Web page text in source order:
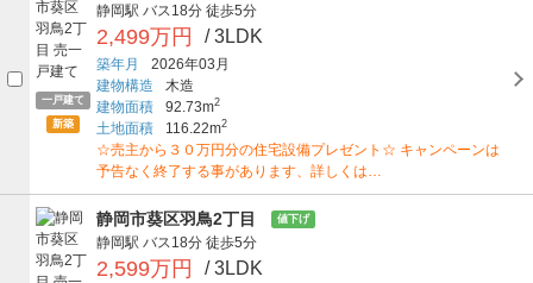
一戸建て
新築
静岡駅 バス18分 徒歩5分
2,499万円 / 3LDK
築年月
2026年03月
建物構造
木造
建物面積
92.73m2
土地面積 116.22m2
☆売主から３０万円分の住宅設備プレゼント☆ キャンペーンは
予告なく終了する事があります、詳しくは…
静岡市葵区羽鳥2丁目 値下げ
静岡駅 バス18分 徒歩5分
2,599万円 / 3LDK